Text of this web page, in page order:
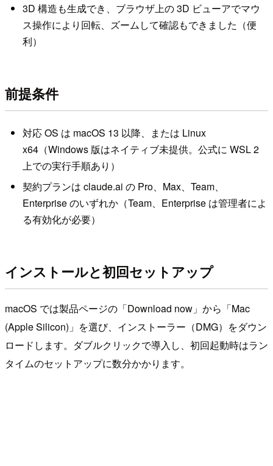
3D 構造も生成でき、ブラウザ上の 3D ビューアでマウ
ス操作により回転、ズームして確認もできました（便
利）
前提条件
対応 OS は macOS 13 以降、または Linux
x64（Windows 版はネイティブ未提供。公式に WSL 2
上での実行手順あり）
契約プランは claude.ai の Pro、Max、Team、
Enterprise のいずれか（Team、Enterprise は管理者によ
る有効化が必要）
インストールと初回セットアップ
macOS では製品ページの「Download now」から「Mac
(Apple Silicon)」を選び、インストーラー（DMG）をダウン
ロードします。ダブルクリックで導入し、初回起動時はラン
タイムのセットアップに数分かかります。